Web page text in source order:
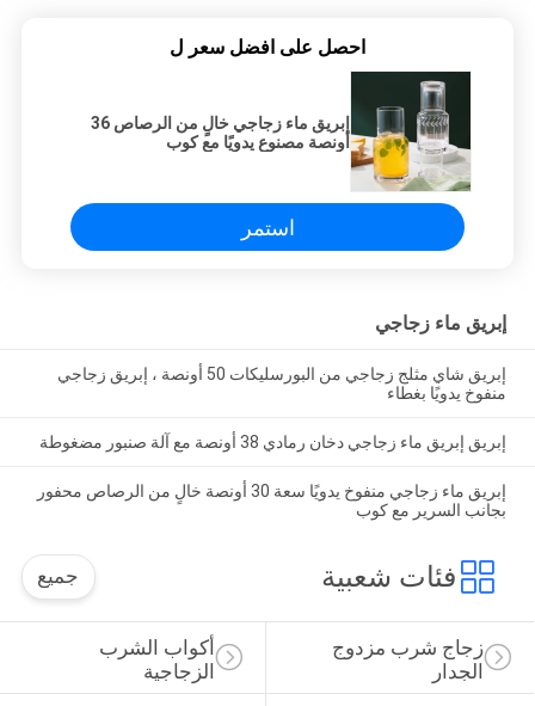
احصل على افضل سعر ل
إبريق ماء زجاجي خالٍ من الرصاص 36
أونصة مصنوع يدويًا مع كوب
استمر
إبريق ماء زجاجي
إبريق شاي مثلج زجاجي من البورسليكات 50 أونصة ، إبريق زجاجي
منفوخ يدويًا بغطاء
إبريق إبريق ماء زجاجي دخان رمادي 38 أونصة مع آلة صنبور مضغوطة
إبريق ماء زجاجي منفوخ يدويًا سعة 30 أونصة خالٍ من الرصاص محفور
بجانب السرير مع كوب
فئات شعبية جميع
أكواب الشرب
الزجاجية
زجاج شرب مزدوج
الجدار